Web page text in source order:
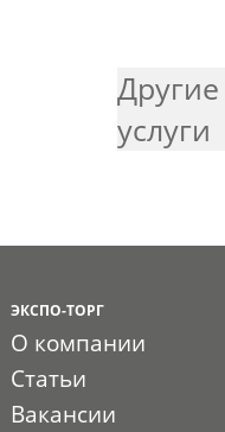
Другие
услуги
ЭКСПО-ТОРГ
О компании
Статьи
Вакансии